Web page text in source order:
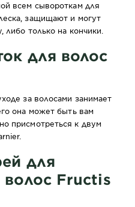
всем сывороткам для
защищают и могут
либо только на кончики.
для волос
за волосами занимает
она может быть вам
присмотреться к двум
для
Fructis